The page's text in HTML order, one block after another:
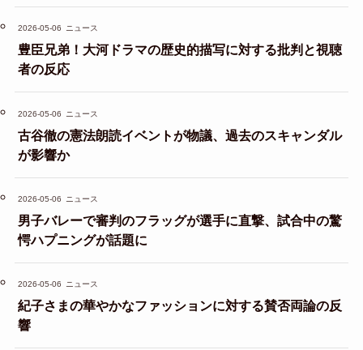
2026-05-06 ニュース
豊臣兄弟！大河ドラマの歴史的描写に対する批判と視聴
者の反応
2026-05-06 ニュース
古谷徹の憲法朗読イベントが物議、過去のスキャンダル
が影響か
2026-05-06 ニュース
男子バレーで審判のフラッグが選手に直撃、試合中の驚
愕ハプニングが話題に
2026-05-06 ニュース
紀子さまの華やかなファッションに対する賛否両論の反
響